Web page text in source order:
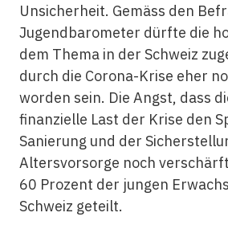
Unsicherheit. Gemäss den
Jugendbarometer dürfte die
dem Thema in der Schweiz
durch die Corona-Krise eher
worden sein. Die Angst, dass
finanzielle Last der Krise den
Sanierung und der
Altersvorsorge noch
60 Prozent der jungen
Schweiz geteilt.